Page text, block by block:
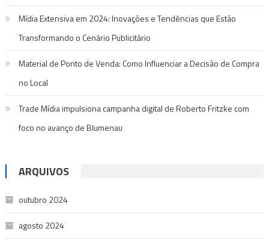
Mídia Extensiva em 2024: Inovações e Tendências que Estão
Transformando o Cenário Publicitário
Material de Ponto de Venda: Como Influenciar a Decisão de Compra
no Local
Trade Mídia impulsiona campanha digital de Roberto Fritzke com
foco no avanço de Blumenau
ARQUIVOS
outubro 2024
agosto 2024